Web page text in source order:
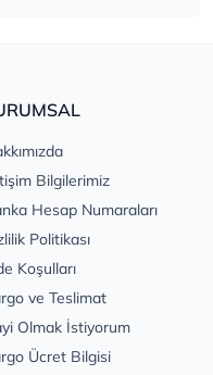
Bilgilerimiz
Hesap Numaraları
Politikası
Koşulları
ve Teslimat
Olmak İstiyorum
Ücret Bilgisi